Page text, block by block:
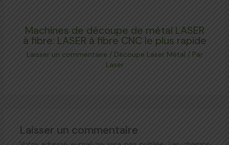
Machines de découpe de métal LASER
à fibre: LASER à fibre CNC le plus rapide
Laisser un commentaire / Découpe Laser Métal / Par
Laser
Laisser un commentaire